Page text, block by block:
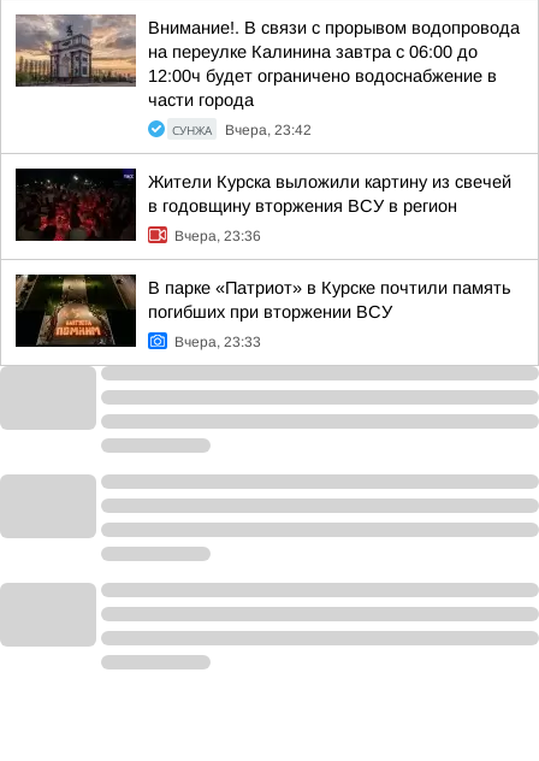
Внимание!. В связи с прорывом водопровода
на переулке Калинина завтра с 06:00 до
12:00ч будет ограничено водоснабжение в
части города
СУНЖА Вчера, 23:42
Жители Курска выложили картину из свечей
в годовщину вторжения ВСУ в регион
Вчера, 23:36
В парке «Патриот» в Курске почтили память
погибших при вторжении ВСУ
Вчера, 23:33